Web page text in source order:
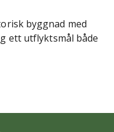
byggnad med
ett utflyktsmål både